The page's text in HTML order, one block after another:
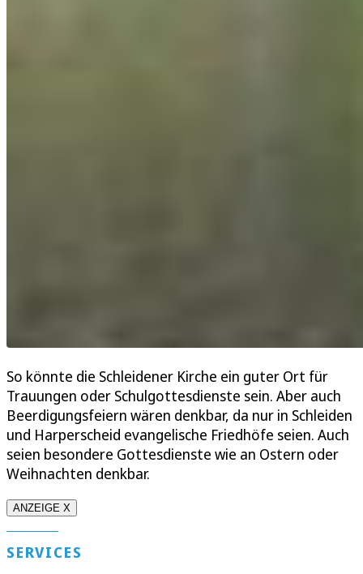
So könnte die Schleidener Kirche ein guter Ort für
Trauungen oder Schulgottesdienste sein. Aber auch
Beerdigungsfeiern wären denkbar, da nur in Schleiden
und Harperscheid evangelische Friedhöfe seien. Auch
seien besondere Gottesdienste wie an Ostern oder
Weihnachten denkbar.
ANZEIGE X
SERVICES